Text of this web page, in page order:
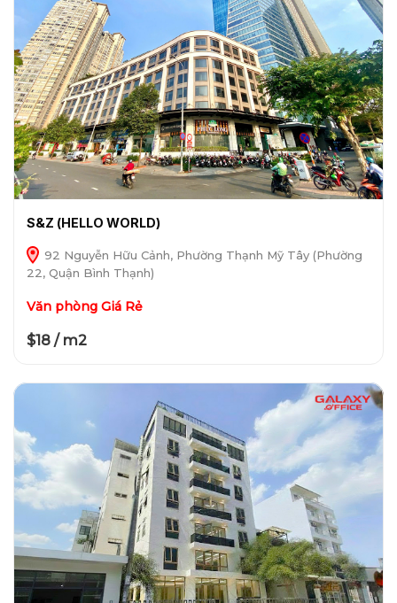
S&Z (HELLO WORLD)
92 Nguyễn Hữu Cảnh, Phường Thạnh Mỹ Tây (Phường
22, Quận Bình Thạnh)
Văn phòng Giá Rẻ
$18 / m2